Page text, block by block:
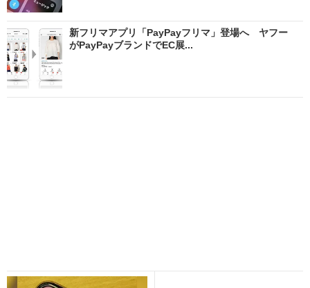
新フリマアプリ「PayPayフリマ」登場へ ヤフー
がPayPayブランドでEC展...